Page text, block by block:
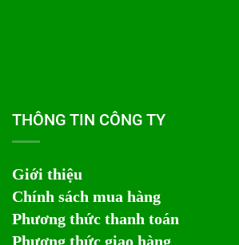
THÔNG TIN CÔNG TY
Giới thiệu
Chính sách mua hàng
Phương thức thanh toán
Phương thức giao hàng